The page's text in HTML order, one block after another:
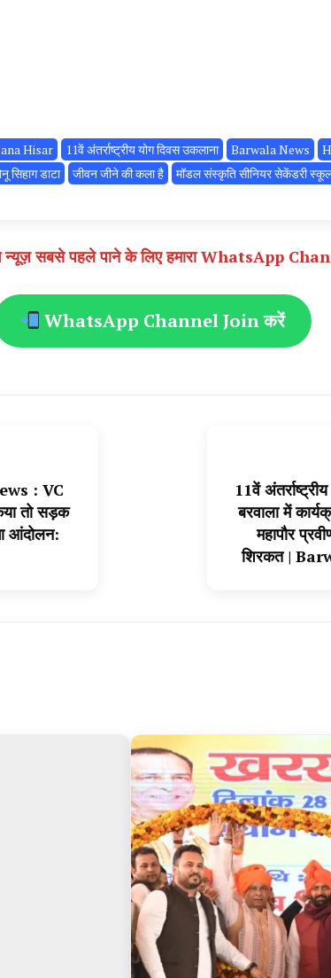
Hisar 11वें अंतर्राष्ट्रीय योग दिवस उकलाना Barwala News
सिहाग डाटा जीवन जीने की कला है मॉडल संस्कृति सीनियर सेकेंडरी
न्यूज़ सबसे पहले पाने के लिए हमारा WhatsApp
WhatsApp Channel Join करें
: VC
तो सड़क
आंदोलन:
11वें
बरवाला में
महापौर
शिरकत |